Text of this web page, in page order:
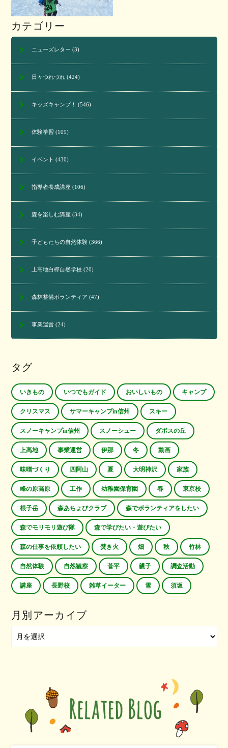
カテゴリー
ニューズレター (3)
日々つれづれ(424)
キッズキャンプ！ (546)
体験学習 (109)
イベント (430)
指導者養成講座(106)
森を楽しむ講座(34)
子どもたちの自然体験(366)
上高地白樺自然学校(20)
森林整備ボランティア (47)
事業運営(24)
タグ
いきもの いつでもガイド おいしいもの キャンプ
クリスマス サマーキャンプin信州 スキー
スノーキャンプin信州 スノーシュー ダボスの丘
上高地 事業運営 伊那 冬 動画
味噌づくり 四阿山 夏 大明神沢 家族
峰の原高原 工作 幼稚園保育園 春 東京校
根子岳 森あちょびクラブ 森でボランティアをしたい
森でモリモリ遊び隊 森で学びたい・遊びたい
森の仕事を依頼したい 焚き火 畑 秋 竹林
自然体験 自然観察 菅平 親子 調査活動
講座 長野校 雑草イーター 雪 須坂
月別アーカイブ